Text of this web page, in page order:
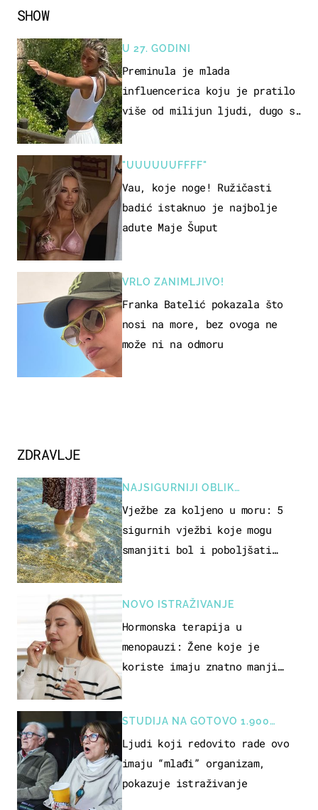
SHOW
U 27. GODINI
Preminula je mlada
influencerica koju je pratilo
više od milijun ljudi, dugo se
"UUUUUUFFFF"
Vau, koje noge! Ružičasti
badić istaknuo je najbolje
adute Maje Šuput
VRLO ZANIMLJIVO!
Franka Batelić pokazala što
nosi na more, bez ovoga ne
može ni na odmoru
ZDRAVLJE
NAJSIGURNIJI OBLIK
REKREACIJE
Vježbe za koljeno u moru: 5
sigurnih vježbi koje mogu
smanjiti bol i poboljšati
NOVO ISTRAŽIVANJE
Hormonska terapija u
menopauzi: Žene koje je
koriste imaju znatno manji
STUDIJA NA GOTOVO 1.900
OSOBA
Ljudi koji redovito rade ovo
imaju “mlađi” organizam,
pokazuje istraživanje